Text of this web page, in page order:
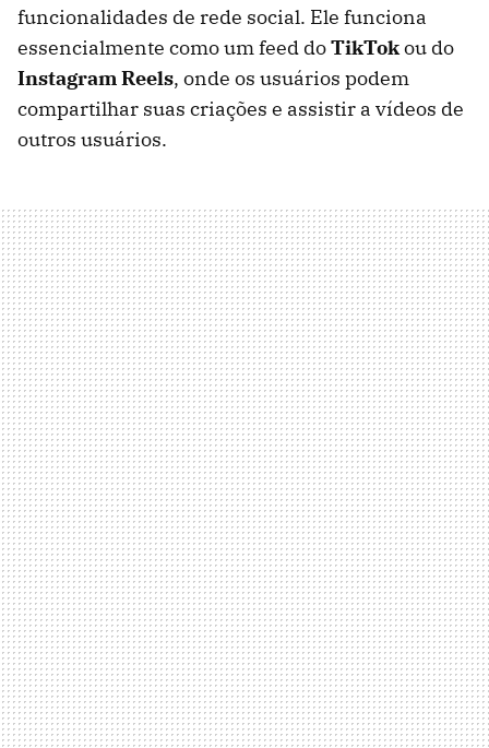
funcionalidades de rede social. Ele funciona
essencialmente como um feed doTikTokou do
Instagram Reels, onde os usuários podem
compartilhar suas criações e assistir a vídeos de
outros usuários.